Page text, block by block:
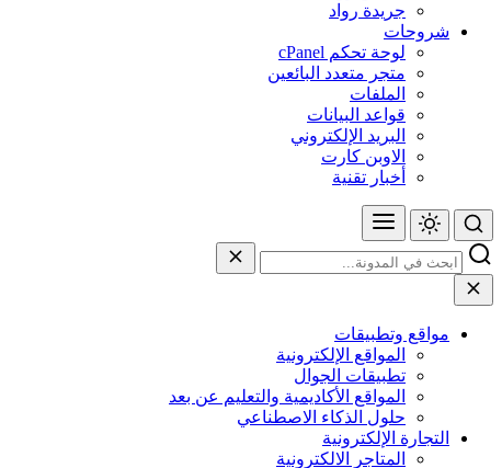
جريدة رواد
شروحات
لوحة تحكم cPanel
متجر متعدد البائعين
الملفات
قواعد البيانات
البريد الإلكتروني
الاوبن كارت
أخبار تقنية
مواقع وتطبيقات
المواقع الإلكترونية
تطبيقات الجوال
المواقع الأكاديمية والتعليم عن بعد
حلول الذكاء الاصطناعي
التجارة الإلكترونية
المتاجر الالكترونية